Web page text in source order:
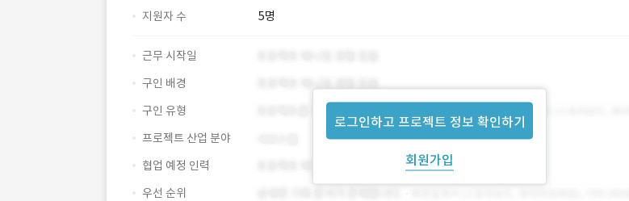
지원자 수
5명
로그인하고 프로젝트 정보 확인하기
회원가입
근무 시작일
구인 배경
구인 유형
프로젝트 산업 분야
협업 예정 인력
우선 순위